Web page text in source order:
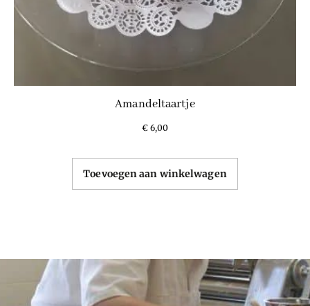
Amandeltaartje
€ 6,00
Toevoegen aan winkelwagen